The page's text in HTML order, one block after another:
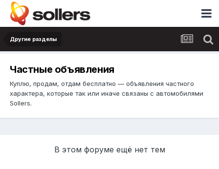
Другие разделы
Частные объявления
Куплю, продам, отдам бесплатно — объявления частного
характера, которые так или иначе связаны с автомобилями
Sollers.
В этом форуме ещё нет тем